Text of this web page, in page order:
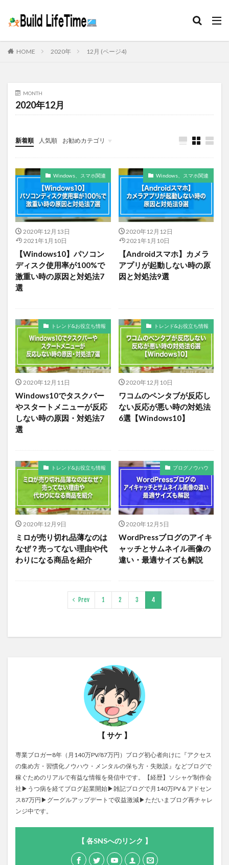
HOME 2020年 12月 (ページ4)
MONTH
2020年12月
新着順 人気順 お勧めカテゴリ
Windows、スマホ関連
2020年12月13日
2021年1月10日
【Windows10】パソコン
ディスク使用率が100%で
激重い時の原因と対処法7
選
Windows、スマホ関連
2020年12月12日
2021年1月10日
【Androidスマホ】カメラ
アプリが起動しない時の原
因と対処法9選
トレンド&お役立ち情報
2020年12月11日
Windows10でタスクバー
やスタートメニューが反応
しない時の原因・対処法7
選
トレンド&お役立ち情報
2020年12月10日
ワコムのペンタブが反応し
ない反応が悪い時の対処法
6選【Windows10】
トレンド&お役立ち情報
2020年12月9日
ミロが売り切れ品薄なのは
なぜ？売ってない理由や代
わりになる商品を紹介
ブログノウハウ
2020年12月5日
WordPressブログのアイキ
ャッチとサムネイル画像の
違い・最適サイズも解説
Prev 1 2 3 4
【 サケ 】
専業ブロガー8年（月140万PV/87万円）ブログ初心者向けに『アクセス
の集め方・習慣化ノウハウ・メンタルの保ち方・失敗談』などブログで
稼ぐためのリアルで有益な情報を発信中です。【経歴】ソシャゲ制作会
社▶うつ病を経てブログ起業開始▶雑記ブログで月140万PV＆アドセン
ス87万円▶グーグルアップデートで収益激減▶ただいまブログ再チャレ
ンジ中です。
【 各SNSへのリンク 】